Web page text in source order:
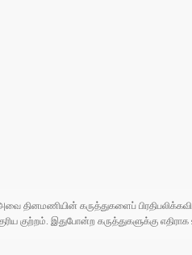
அவை தினமணியின் கருத்துகளைப்
இதுபோன்ற கருத்துகளுக்கு எதிராக